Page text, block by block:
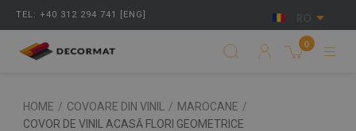
TEL: +40 312 294 741 [ENG] RO
0
HOME / COVOARE DIN VINIL / MAROCANE /
COVOR DE VINIL ACASĂ FLORI GEOMETRICE